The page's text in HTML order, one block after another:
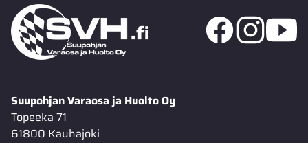
Suupohjan Varaosa ja Huolto Oy
Topeeka 71
61800 Kauhajoki